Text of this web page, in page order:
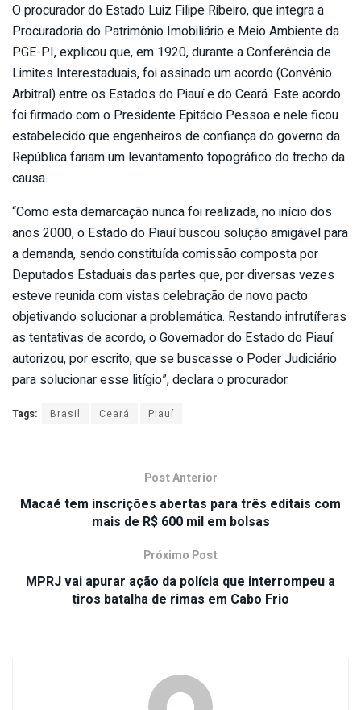
O procurador do Estado Luiz Filipe Ribeiro, que integra a
Procuradoria do Patrimônio Imobiliário e Meio Ambiente da
PGE-PI, explicou que, em 1920, durante a Conferência de
Limites Interestaduais, foi assinado um acordo (Convênio
Arbitral) entre os Estados do Piauí e do Ceará. Este acordo
foi firmado com o Presidente Epitácio Pessoa e nele ficou
estabelecido que engenheiros de confiança do governo da
República fariam um levantamento topográfico do trecho da
causa.
“Como esta demarcação nunca foi realizada, no início dos
anos 2000, o Estado do Piauí buscou solução amigável para
a demanda, sendo constituída comissão composta por
Deputados Estaduais das partes que, por diversas vezes
esteve reunida com vistas celebração de novo pacto
objetivando solucionar a problemática. Restando infrutíferas
as tentativas de acordo, o Governador do Estado do Piauí
autorizou, por escrito, que se buscasse o Poder Judiciário
para solucionar esse litígio”, declara o procurador.
Tags: Brasil Ceará Piauí
Post Anterior
Macaé tem inscrições abertas para três editais com
mais de R$ 600 mil em bolsas
Próximo Post
MPRJ vai apurar ação da polícia que interrompeu a
tiros batalha de rimas em Cabo Frio